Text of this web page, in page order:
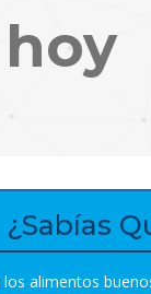
¿Sabías
alimentos